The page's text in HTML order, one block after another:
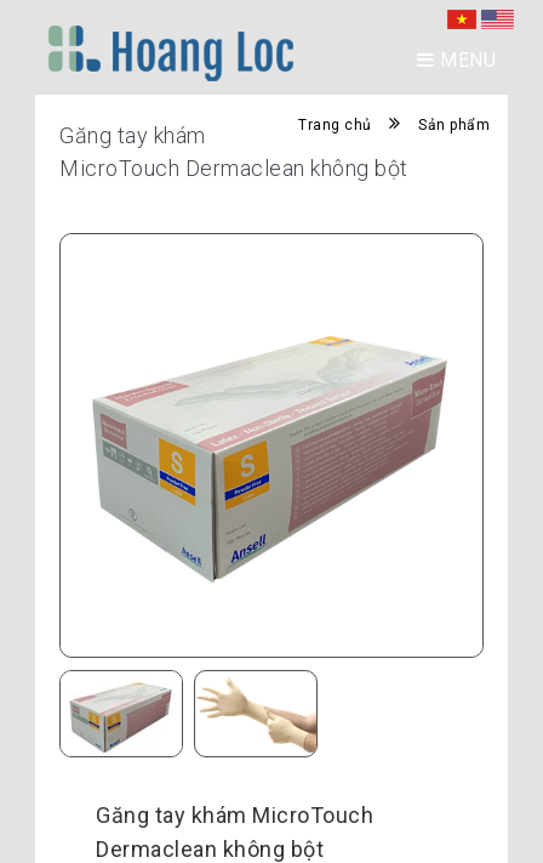
MENU
Trang chủ Sản phẩm
Găng tay khám
MicroTouch Dermaclean không bột
Găng tay khám MicroTouch
Dermaclean không bột